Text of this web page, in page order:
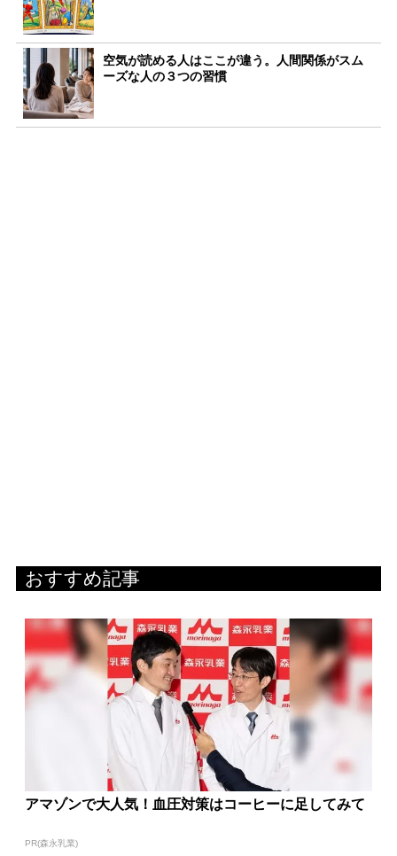
空気が読める人はここが違う。人間関係がスム
ーズな人の３つの習慣
おすすめ記事
アマゾンで大人気！血圧対策はコーヒーに足してみて
PR(森永乳業)